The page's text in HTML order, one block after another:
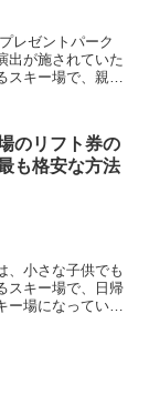
出が施されていた
キー場で、親子
のリフト券の
も格安な方法
、小さな子供でも
スキー場で、日帰
ー場になっていま